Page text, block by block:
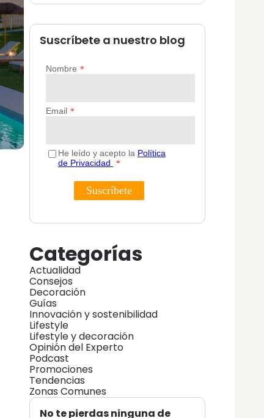
Suscríbete a nuestro blog
Categorías
Actualidad
Consejos
Decoración
Guías
Innovación y sostenibilidad
Lifestyle
Lifestyle y decoración
Opinión del Experto
Podcast
Promociones
Tendencias
Zonas Comunes
No te pierdas ninguna de